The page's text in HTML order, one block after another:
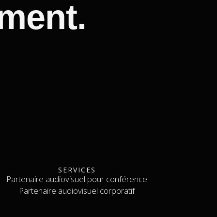
SERVICES
Partenaire audiovisuel pour conférence
Partenaire audiovisuel pour conférence
Partenaire audiovisuel corporatif